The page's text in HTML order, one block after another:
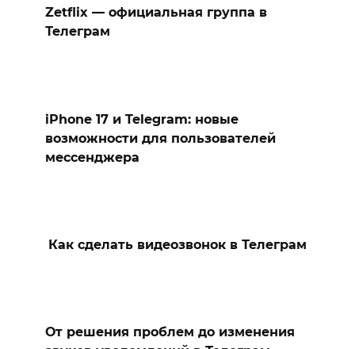
Zetflix — официальная группа в
Телеграм
iPhone 17 и Telegram: новые
возможности для пользователей
мессенджера
Как сделать видеозвонок в Телеграм
От решения проблем до изменения